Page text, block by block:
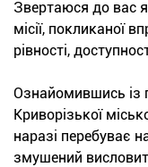
Звертаюся до вас
місії, покликаної
рівності,
Ознайомившись із
Криворізької
наразі перебуває
змушений